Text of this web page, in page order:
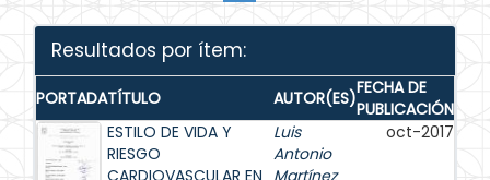
Resultados por ítem:
PORTADATÍTULO AUTOR(ES)FECHA DE
PUBLICACIÓN
ESTILO DE VIDA Y
RIESGO
CARDIOVASCULAR EN
Luis
Antonio
Martínez
oct-2017